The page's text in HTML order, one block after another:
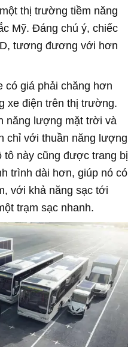
thị trường tiềm năng
Mỹ. Đáng chú ý, chiếc
tương đương với hơn
có giá phải chăng hơn
xe điện trên thị trường.
năng lượng mặt trời và
chỉ với thuần năng lượng
tô này cũng được trang bị
trình dài hơn, giúp nó có
với khả năng sạc tới
trạm sạc nhanh.